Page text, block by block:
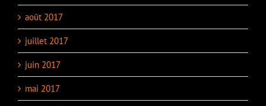
août 2017
juillet 2017
juin 2017
mai 2017